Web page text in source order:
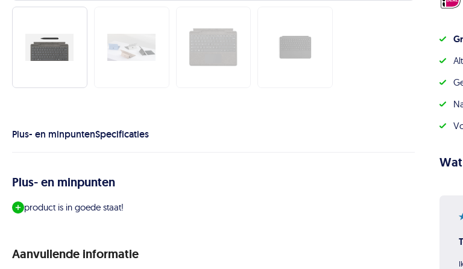
Plus- en minpuntenSpecificaties
Plus- en minpunten
product is in goede staat!
Aanvullende informatie